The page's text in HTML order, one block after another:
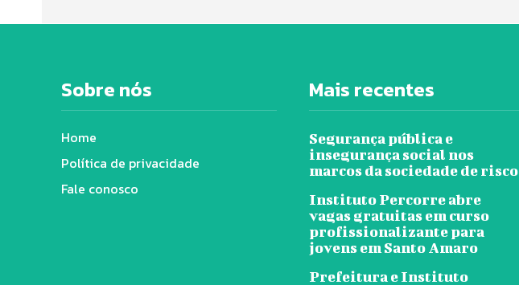
Sobre nós
Home
Política de privacidade
Fale conosco
Mais recentes
Segurança pública e
insegurança social nos
marcos da sociedade de risco
Instituto Percorre abre
vagas gratuitas em curso
profissionalizante para
jovens em Santo Amaro
Prefeitura e Instituto